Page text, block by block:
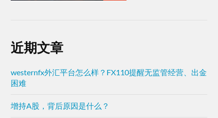
近期文章
westernfx外汇平台怎么样？FX110提醒无监管经营、出金
困难
增持A股，背后原因是什么？